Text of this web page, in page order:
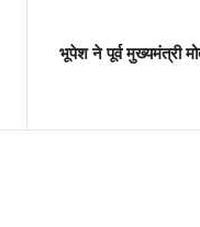
भूपेश ने पूर्व मुख्यमंत्री